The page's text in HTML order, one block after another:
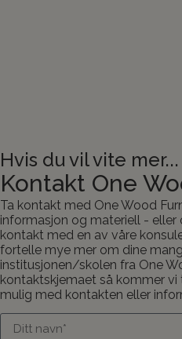
Hvis du vil vite mer...
Kontakt One
Ta kontakt med One Wood
informasjon og materiell - eller
kontakt med en av våre
fortelle mye mer om dine
institusjonen/skolen fra One
kontaktskjemaet så kommer
mulig med kontakten eller